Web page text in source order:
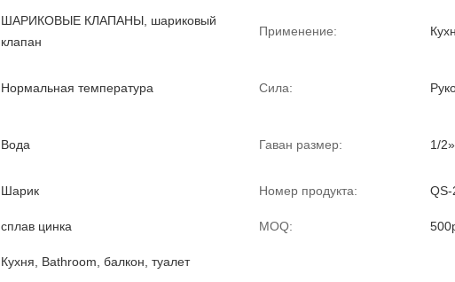
ШАРИКОВЫЕ КЛАПАНЫ, шариковый
клапан
Применение:
Нормальная температура Сила:
Вода Гаван размер: 1/
Шарик Номер продукта:
сплав цинка MOQ:
Кухня, Bathroom, балкон, туалет